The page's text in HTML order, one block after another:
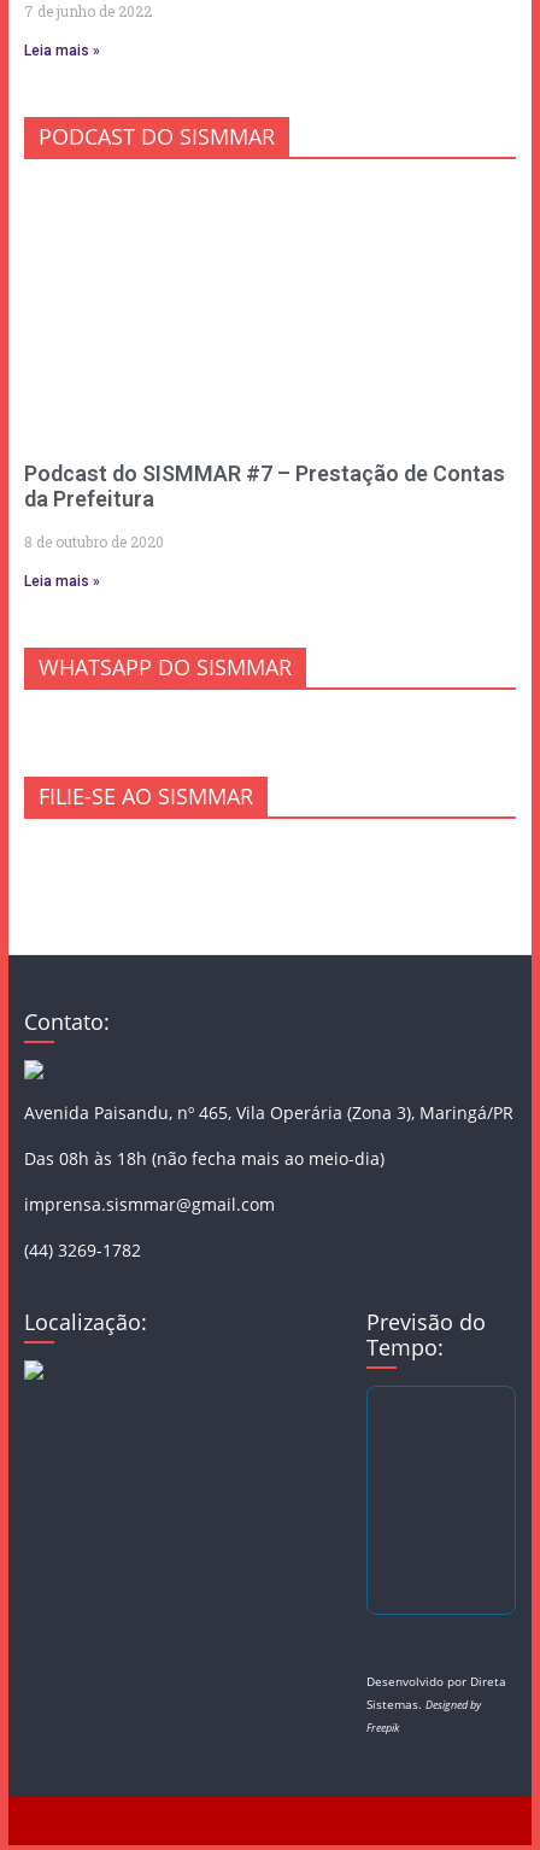
7 de junho de 2022
Leia mais »
PODCAST DO SISMMAR
Podcast do SISMMAR #7 – Prestação de Contas
da Prefeitura
8 de outubro de 2020
Leia mais »
WHATSAPP DO SISMMAR
FILIE-SE AO SISMMAR
Contato:
Avenida Paisandu, nº 465, Vila Operária (Zona 3), Maringá/PR
Das 08h às 18h (não fecha mais ao meio-dia)
imprensa.sismmar@gmail.com
(44) 3269-1782
Localização:
Previsão do
Tempo:
Desenvolvido por Direta
Sistemas.Designed by
Freepik